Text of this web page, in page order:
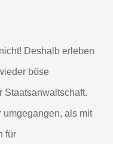
Deshalb erleben
böse
Staatsanwaltschaft.
umgegangen, als mit
für